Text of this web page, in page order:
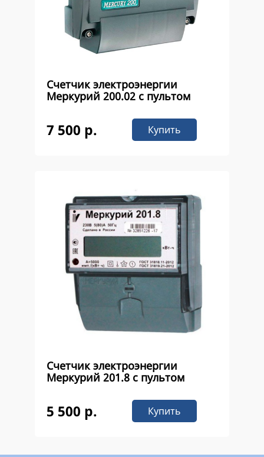
Счетчик электроэнергии
Меркурий 200.02 с пультом
7 500 р. Купить
Счетчик электроэнергии
Меркурий 201.8 с пультом
5 500 р. Купить